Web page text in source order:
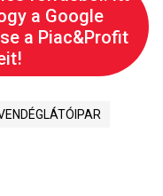
a Google
a Piac&Profit